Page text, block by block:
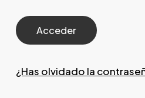
¿Has olvidado la